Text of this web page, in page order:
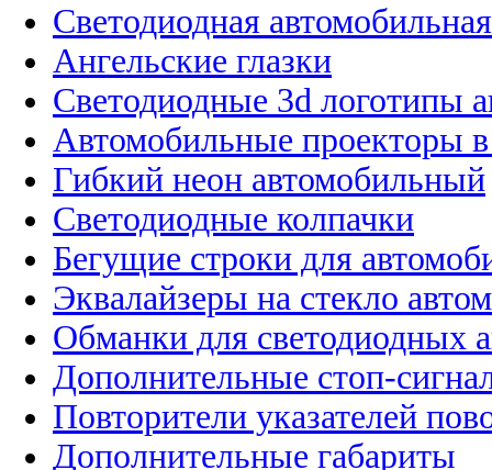
Светодиодная
Ангельские глазки
Светодиодные 3d логотипы
Автомобильные проекторы
Гибкий неон автомобильный
Светодиодные колпачки
Бегущие строки для
Эквалайзеры на стекло
Обманки для светодиодных
Дополнительные стоп-
Повторители указателей
Дополнительные габариты